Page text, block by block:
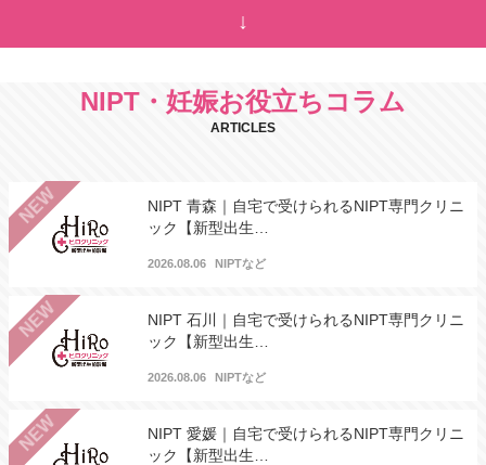
↓
NIPT・妊娠お役立ちコラム
ARTICLES
NEW
NIPT 青森｜自宅で受けられるNIPT専門クリニ
ック【新型出生…
2026.08.06 NIPTなど
NEW
NIPT 石川｜自宅で受けられるNIPT専門クリニ
ック【新型出生…
2026.08.06 NIPTなど
NEW
NIPT 愛媛｜自宅で受けられるNIPT専門クリニ
ック【新型出生…